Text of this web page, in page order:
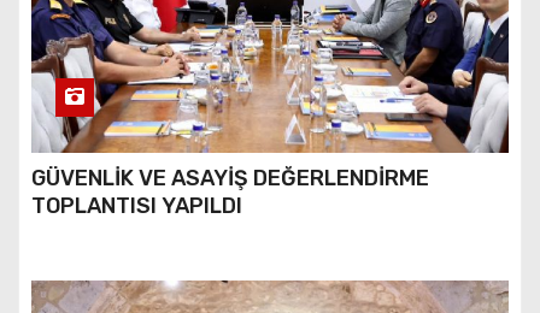
GÜVENLİK VE ASAYİŞ DEĞERLENDİRME
TOPLANTISI YAPILDI